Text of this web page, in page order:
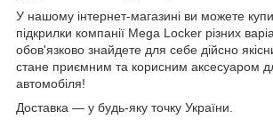
У нашому інтернет-магазині ви можете
підкрилки компанії Mega Locker різних
обов'язково знайдете для себе дійсно
стане приємним та корисним аксесуаром
автомобіля!
Доставка ― у будь-яку точку України.